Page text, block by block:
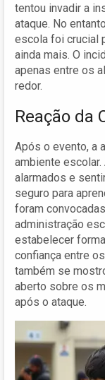
tentou invadir a
ataque. No
escola foi crucial
ainda mais. O
apenas entre os
redor.
Reação da
Após o evento, a
ambiente
alarmados e
seguro para
foram
administração
estabelecer
confiança entre
também se
aberto sobre os
após o ataque.